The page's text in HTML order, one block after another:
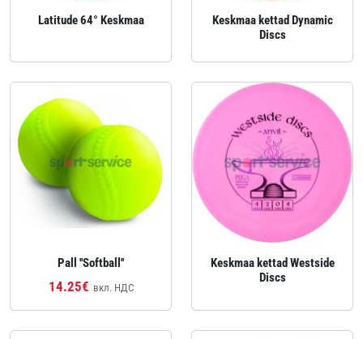
Latitude 64° Keskmaa
Keskmaa kettad Dynamic
Discs
Pall ''Softball''
14.25€ вкл. НДС
Keskmaa kettad Westside
Discs